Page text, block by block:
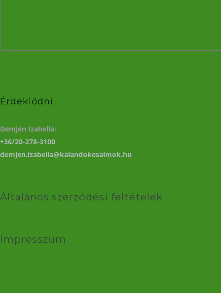
Érdeklődni
Demjén Izabella:
+36/20-278-3100
demjen.izabella@kalandokesalmok.hu
Általános szerződési feltételek
Impresszum